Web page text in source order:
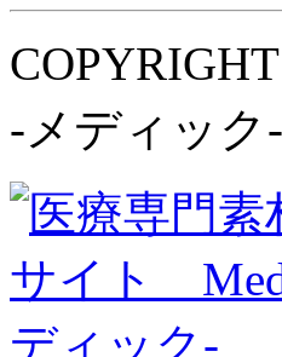
-メディック